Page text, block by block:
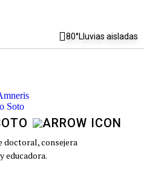
80°Lluvias aisladas
doctoral, consejera
educadora.